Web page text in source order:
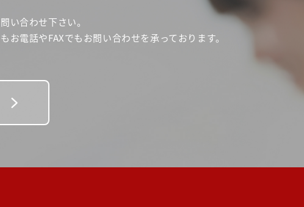
い合わせ下さい。
お電話やFAXでもお問い合わせを承っております。